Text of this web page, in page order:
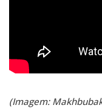
(Imagem: